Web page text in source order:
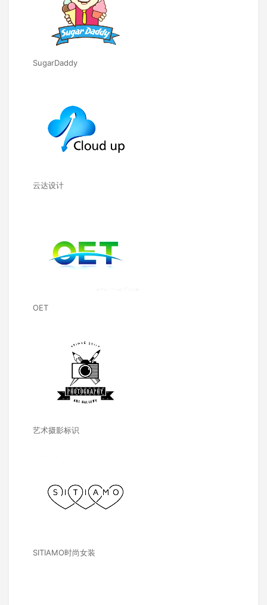
SugarDaddy
云达设计
OET
艺术摄影标识
SITIAMO时尚女装